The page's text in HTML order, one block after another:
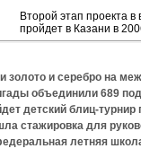
Второй этап проекта
пройдет в Казани в
золото и серебро на
объединили 689
детский блиц-
стажировка для
летняя